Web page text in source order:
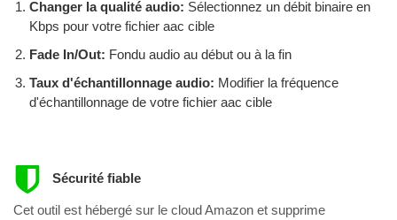
Changer la qualité audio: Sélectionnez un débit binaire en
Kbps pour votre fichier aac cible
Fade In/Out: Fondu audio au début ou à la fin
Taux d'échantillonnage audio: Modifier la fréquence
d'échantillonnage de votre fichier aac cible
Sécurité fiable
Cet outil est hébergé sur le cloud Amazon et supprime